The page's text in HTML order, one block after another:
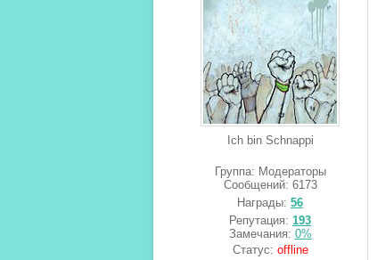
Ich bin Schnappi
Группа: Модераторы
Сообщений: 6173
Награды: 56
Репутация: 193
Замечания: 0%
Статус: offline